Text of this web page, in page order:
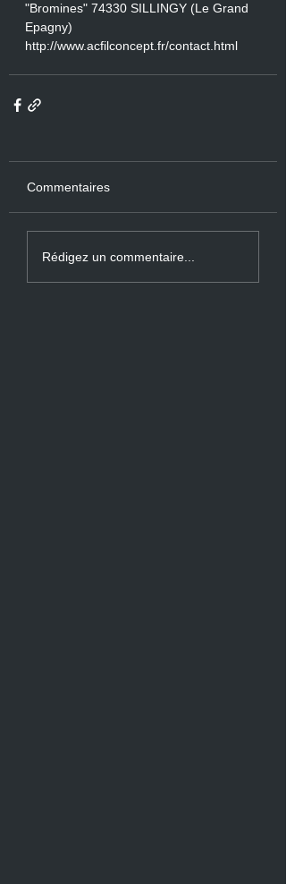
"Bromines" 74330 SILLINGY (Le Grand
Epagny)
http://www.acfilconcept.fr/contact.html
Commentaires
Rédigez un commentaire...